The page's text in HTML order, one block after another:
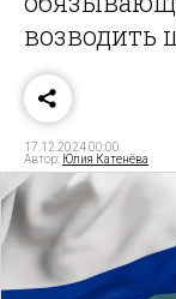
возводить
17.12.2024 00:00
Автор: Юлия Катенёва